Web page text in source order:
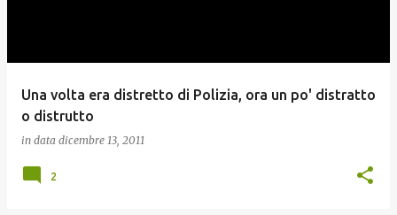
Una volta era distretto di Polizia, ora un po' distratto
o distrutto
in data dicembre 13, 2011
2